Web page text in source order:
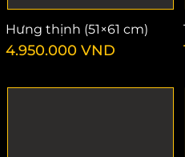
Hưng thịnh (51×61 cm)
4.950.000 VND